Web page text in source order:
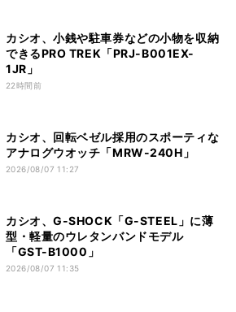
カシオ、小銭や駐車券などの小物を収納
できるPRO TREK「PRJ-B001EX-
1JR」
22時間前
カシオ、回転ベゼル採用のスポーティな
アナログウオッチ「MRW-240H」
2026/08/07 11:27
カシオ、G-SHOCK「G-STEEL」に薄
型・軽量のウレタンバンドモデル
「GST-B1000」
2026/08/07 11:35